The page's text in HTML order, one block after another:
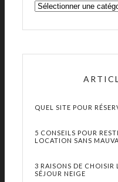
QUEL SITE POUR
5 CONSEILS POUR
LOCATION SANS
3 RAISONS DE CHOISIR
SÉJOUR NEIGE